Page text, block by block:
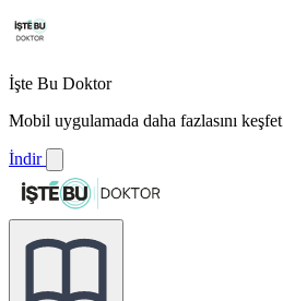
İşte Bu Doktor
Mobil uygulamada daha fazlasını keşfet
İndir